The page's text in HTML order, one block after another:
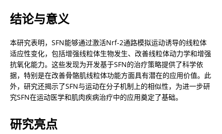
结论与意义
本研究表明，SFN能够通过激活Nrf-2通路模拟运动诱导的线粒体
适应性变化，包括增强线粒体生物发生、改善线粒体动力学和增强
抗氧化能力。这些发现为开发基于SFN的治疗策略提供了科学依
据，特别是在改善骨骼肌线粒体功能方面具有潜在的应用价值。此
外，研究还揭示了SFN与运动在分子机制上的相似性，为进一步研
究SFN在运动医学和肌肉疾病治疗中的应用奠定了基础。
研究亮点